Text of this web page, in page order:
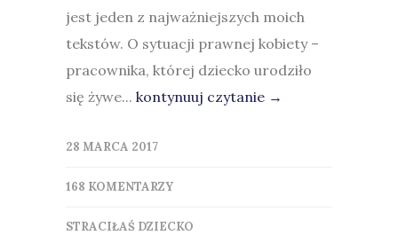
jest jeden z najważniejszych moich
tekstów. O sytuacji prawnej kobiety –
pracownika, której dziecko urodziło
się żywe... kontynuuj czytanie →
28 MARCA 2017
168 KOMENTARZY
STRACIŁAŚ DZIECKO